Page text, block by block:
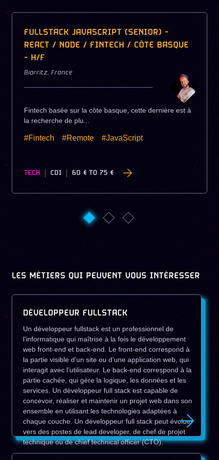
FULLSTACK JAVASCRIPT (SENIOR) -
REACT / NODE / FINTECH / CÔTE BASQUE
- H/F
Biarritz, France
Fintech basée sur la côte basque, cette dernière est à
la recherche de plu...
#Fintech #Remote #JavaScript
TECH CDI 60 € TO 75 €
LES MÉTIERS QUI PEUVENT VOUS INTÉRESSER
DÉVELOPPEUR FULLSTACK
Un développeur fullstack est un professionnel de
l’informatique qui maîtrise à la fois le développement
web front-end et back-end. Le front-end correspond à
la partie visible d’un site ou d’une application web, qui
interagit avec l’utilisateur. Le back-end correspond à la
partie cachée, qui gère la logique, les données et les
services. Un développeur full stack est capable de
concevoir, réaliser et maintenir un projet web dans son
ensemble en utilisant les technologies adaptées à
chaque couche. Un développeur full stack peut évoluer
vers des postes de lead developer, de chef de projet
technique ou de chief technical officer (CTO).